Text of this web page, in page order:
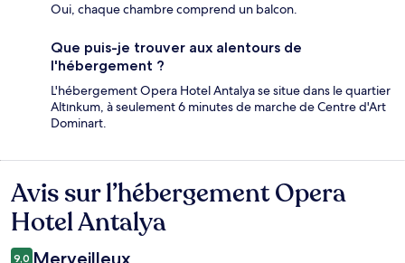
Oui, chaque chambre comprend un balcon.
Que puis-je trouver aux alentours de
l'hébergement ?
L'hébergement Opera Hotel Antalya se situe dans le quartier
Altınkum, à seulement 6 minutes de marche de Centre d'Art
Dominart.
Avis
Avis sur l’hébergement Opera
Hotel Antalya
9,0